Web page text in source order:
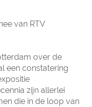
van RTV
over de
een constatering
zijn allerlei
die in de loop van